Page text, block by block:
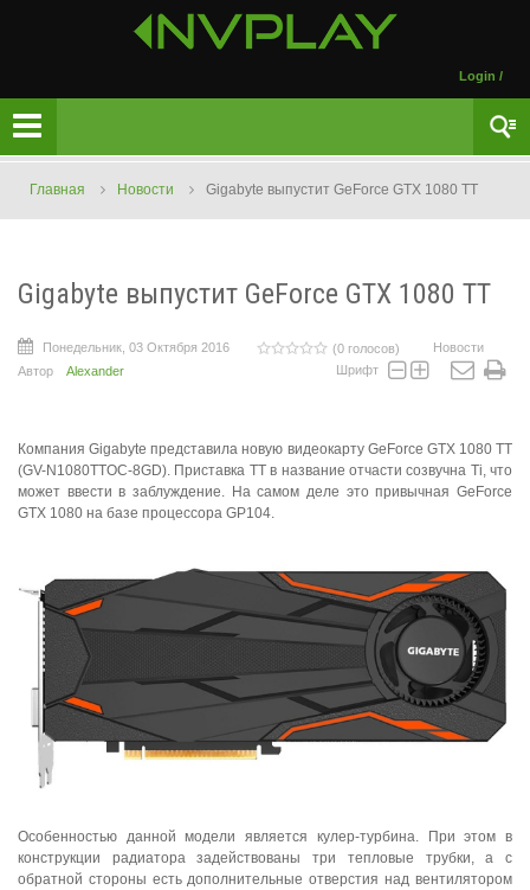
Login /
Главная Новости Gigabyte выпустит GeForce GTX 1080 TT
Gigabyte выпустит GeForce GTX 1080 TT
Понедельник, 03 Октября 2016 (0 голосов)
Новости
Автор
Alexander Шрифт
Компания Gigabyte представила новую видеокарту GeForce GTX 1080 TT
(GV-N1080TTOC-8GD). Приставка TT в название отчасти созвучна Ti, что
может ввести в заблуждение. На самом деле это привычная GeForce
GTX 1080 на базе процессора GP104.
Особенностью данной модели является кулер-турбина. При этом в
конструкции радиатора задействованы три тепловые трубки, а с
обратной стороны есть дополнительные отверстия над вентилятором